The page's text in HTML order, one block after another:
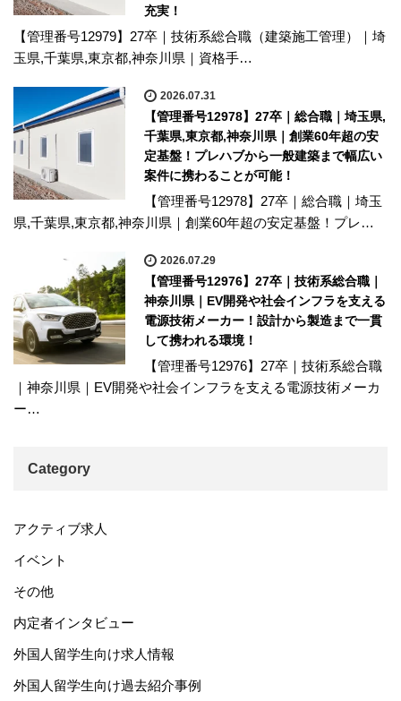
充実！
【管理番号12979】27卒｜技術系総合職（建築施工管理）｜埼
玉県,千葉県,東京都,神奈川県｜資格手…
2026.07.31
【管理番号12978】27卒｜総合職｜埼玉県,
千葉県,東京都,神奈川県｜創業60年超の安
定基盤！プレハブから一般建築まで幅広い
案件に携わることが可能！
【管理番号12978】27卒｜総合職｜埼玉
県,千葉県,東京都,神奈川県｜創業60年超の安定基盤！プレ…
2026.07.29
【管理番号12976】27卒｜技術系総合職｜
神奈川県｜EV開発や社会インフラを支える
電源技術メーカー！設計から製造まで一貫
して携われる環境！
【管理番号12976】27卒｜技術系総合職
｜神奈川県｜EV開発や社会インフラを支える電源技術メーカ
ー…
Category
アクティブ求人
イベント
その他
内定者インタビュー
外国人留学生向け求人情報
外国人留学生向け過去紹介事例